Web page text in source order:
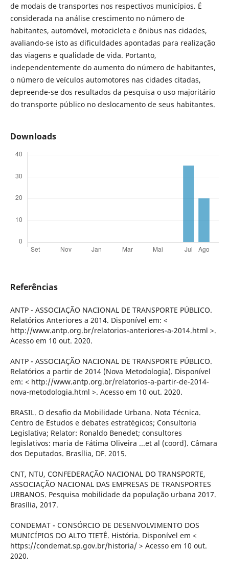
de modais de transportes nos respectivos municípios. É
considerada na análise crescimento no número de
habitantes, automóvel, motocicleta e ônibus nas cidades,
avaliando-se isto as dificuldades apontadas para realização
das viagens e qualidade de vida. Portanto,
independentemente do aumento do número de habitantes,
o número de veículos automotores nas cidades citadas,
depreende-se dos resultados da pesquisa o uso majoritário
do transporte público no deslocamento de seus habitantes.
Downloads
Referências
ANTP - ASSOCIAÇÃO NACIONAL DE TRANSPORTE PÚBLICO.
Relatórios Anteriores a 2014. Disponível em: <
http://www.antp.org.br/relatorios-anteriores-a-2014.html >.
Acesso em 10 out. 2020.
ANTP - ASSOCIAÇÃO NACIONAL DE TRANSPORTE PÚBLICO.
Relatórios a partir de 2014 (Nova Metodologia). Disponível
em: < http://www.antp.org.br/relatorios-a-partir-de-2014-
nova-metodologia.html >. Acesso em 10 out. 2020.
BRASIL. O desafio da Mobilidade Urbana. Nota Técnica.
Centro de Estudos e debates estratégicos; Consultoria
Legislativa; Relator: Ronaldo Benedet; consultores
legislativos: maria de Fátima Oliveira ...et al (coord). Câmara
dos Deputados. Brasília, DF. 2015.
CNT, NTU, CONFEDERAÇÃO NACIONAL DO TRANSPORTE,
ASSOCIAÇÃO NACIONAL DAS EMPRESAS DE TRANSPORTES
URBANOS. Pesquisa mobilidade da população urbana 2017.
Brasília, 2017.
CONDEMAT - CONSÓRCIO DE DESENVOLVIMENTO DOS
MUNICÍPIOS DO ALTO TIETÊ. História. Disponível em <
https://condemat.sp.gov.br/historia/ > Acesso em 10 out.
2020.